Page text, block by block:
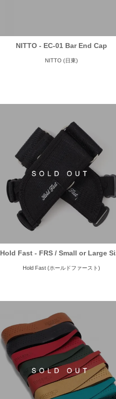
NITTO - EC-01 Bar End Cap
NITTO (日東)
Hold Fast - FRS / Small or Large
Hold Fast (ホールドファースト)